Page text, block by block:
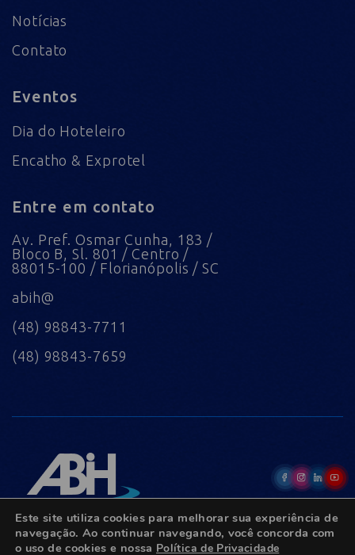
Notícias
Contato
Eventos
Dia do Hoteleiro
Encatho & Exprotel
Entre em contato
Av. Pref. Osmar Cunha, 183 /
Bloco B, Sl. 801 / Centro /
88015-100 / Florianópolis / SC
abih@
(48) 98843-7711
(48) 98843-7659
Este site utiliza cookies para melhorar sua experiência de
navegação. Ao continuar navegando, você concorda com
o uso de cookies e nossa Política de Privacidade